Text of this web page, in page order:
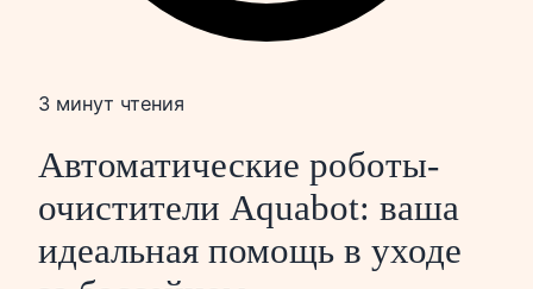
3 минут чтения
Автоматические роботы-
очистители Aquabot: ваша
идеальная помощь в уходе